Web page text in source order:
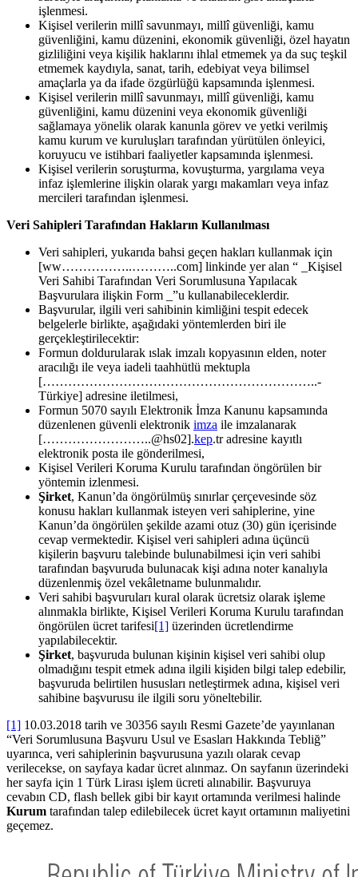
işlenmesi.
Kişisel verilerin millî savunmayı, millî güvenliği, kamu
güvenliğini, kamu düzenini, ekonomik güvenliği, özel hayatın
gizliliğini veya kişilik haklarını ihlal etmemek ya da suç teşkil
etmemek kaydıyla, sanat, tarih, edebiyat veya bilimsel
amaçlarla ya da ifade özgürlüğü kapsamında işlenmesi.
Kişisel verilerin millî savunmayı, millî güvenliği, kamu
güvenliğini, kamu düzenini veya ekonomik güvenliği
sağlamaya yönelik olarak kanunla görev ve yetki verilmiş
kamu kurum ve kuruluşları tarafından yürütülen önleyici,
koruyucu ve istihbari faaliyetler kapsamında işlenmesi.
Kişisel verilerin soruşturma, kovuşturma, yargılama veya
infaz işlemlerine ilişkin olarak yargı makamları veya infaz
mercileri tarafından işlenmesi.
Veri Sahipleri Tarafından Hakların Kullanılması
Veri sahipleri, yukarıda bahsi geçen hakları kullanmak için
[ww……………..………..com] linkinde yer alan “ _Kişisel
Veri Sahibi Tarafından Veri Sorumlusuna Yapılacak
Başvurulara ilişkin Form _”u kullanabileceklerdir.
Başvurular, ilgili veri sahibinin kimliğini tespit edecek
belgelerle birlikte, aşağıdaki yöntemlerden biri ile
gerçekleştirilecektir:
Formun doldurularak ıslak imzalı kopyasının elden, noter
aracılığı ile veya iadeli taahhütlü mektupla
[………………………………………………………..-
Türkiye] adresine iletilmesi,
Formun 5070 sayılı Elektronik İmza Kanunu kapsamında
düzenlenen güvenli elektronik imza ile imzalanarak
[……………………..@hs02].kep.tr adresine kayıtlı
elektronik posta ile gönderilmesi,
Kişisel Verileri Koruma Kurulu tarafından öngörülen bir
yöntemin izlenmesi.
Şirket, Kanun’da öngörülmüş sınırlar çerçevesinde söz
konusu hakları kullanmak isteyen veri sahiplerine, yine
Kanun’da öngörülen şekilde azami otuz (30) gün içerisinde
cevap vermektedir. Kişisel veri sahipleri adına üçüncü
kişilerin başvuru talebinde bulunabilmesi için veri sahibi
tarafından başvuruda bulunacak kişi adına noter kanalıyla
düzenlenmiş özel vekâletname bulunmalıdır.
Veri sahibi başvuruları kural olarak ücretsiz olarak işleme
alınmakla birlikte, Kişisel Verileri Koruma Kurulu tarafından
öngörülen ücret tarifesi[1] üzerinden ücretlendirme
yapılabilecektir.
Şirket, başvuruda bulunan kişinin kişisel veri sahibi olup
olmadığını tespit etmek adına ilgili kişiden bilgi talep edebilir,
başvuruda belirtilen hususları netleştirmek adına, kişisel veri
sahibine başvurusu ile ilgili soru yöneltebilir.
[1] 10.03.2018 tarih ve 30356 sayılı Resmi Gazete’de yayınlanan
“Veri Sorumlusuna Başvuru Usul ve Esasları Hakkında Tebliğ”
uyarınca, veri sahiplerinin başvurusuna yazılı olarak cevap
verilecekse, on sayfaya kadar ücret alınmaz. On sayfanın üzerindeki
her sayfa için 1 Türk Lirası işlem ücreti alınabilir. Başvuruya
cevabın CD, flash bellek gibi bir kayıt ortamında verilmesi halinde
Kurum tarafından talep edilebilecek ücret kayıt ortamının maliyetini
geçemez.